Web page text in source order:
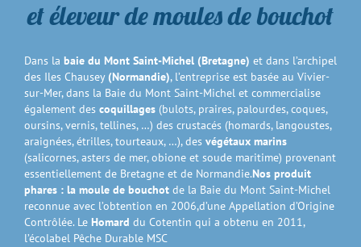
et éleveur de moules de bouchot
Dans la baie du Mont Saint-Michel (Bretagne) et dans l’archipel
des Iles Chausey (Normandie), l’entreprise est basée au Vivier-
sur-Mer, dans la Baie du Mont Saint-Michel et commercialise
également des coquillages (bulots, praires, palourdes, coques,
oursins, vernis, tellines, …) des crustacés (homards, langoustes,
araignées, étrilles, tourteaux, …), des végétaux marins
(salicornes, asters de mer, obione et soude maritime) provenant
essentiellement de Bretagne et de Normandie.Nos produit
phares : la moule de bouchot de la Baie du Mont Saint-Michel
reconnue avec l’obtention en 2006,d’une Appellation d’Origine
Contrôlée. Le Homard du Cotentin qui a obtenu en 2011,
l’écolabel Pêche Durable MSC